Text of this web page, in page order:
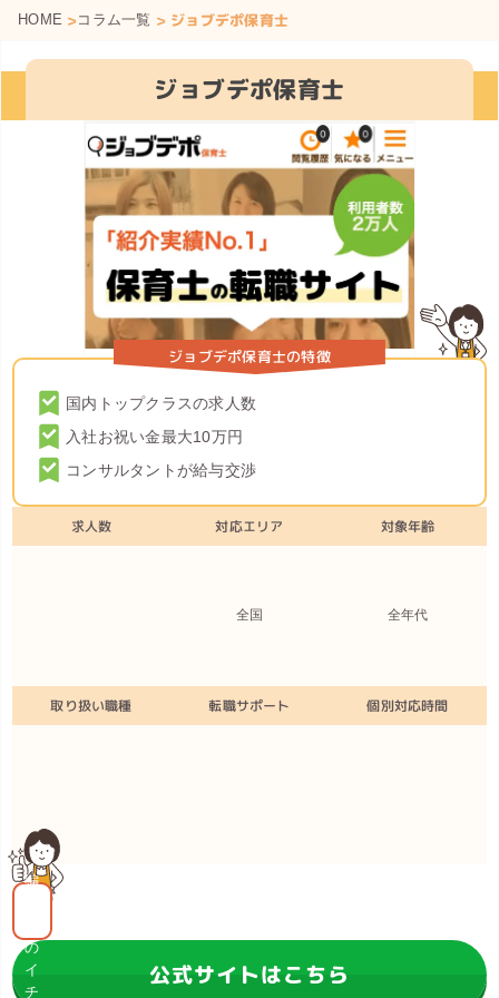
HOME >コラム一覧 > ジョブデポ保育士
ジョブデポ保育士
ジョブデポ保育士の特徴
国内トップクラスの求人数
入社お祝い金最大10万円
コンサルタントが給与交渉
求人数 対応エリア
全国
対象年齢
全年代
取り扱い職種 転職サポート 個別対応時間
編
の
イ
チ
公式サイトはこちら